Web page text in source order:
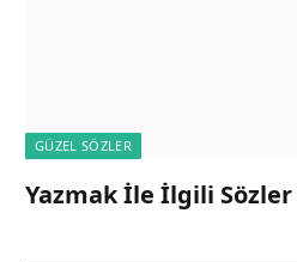
GÜZEL SÖZLER
Yazmak İle İlgili Sözler